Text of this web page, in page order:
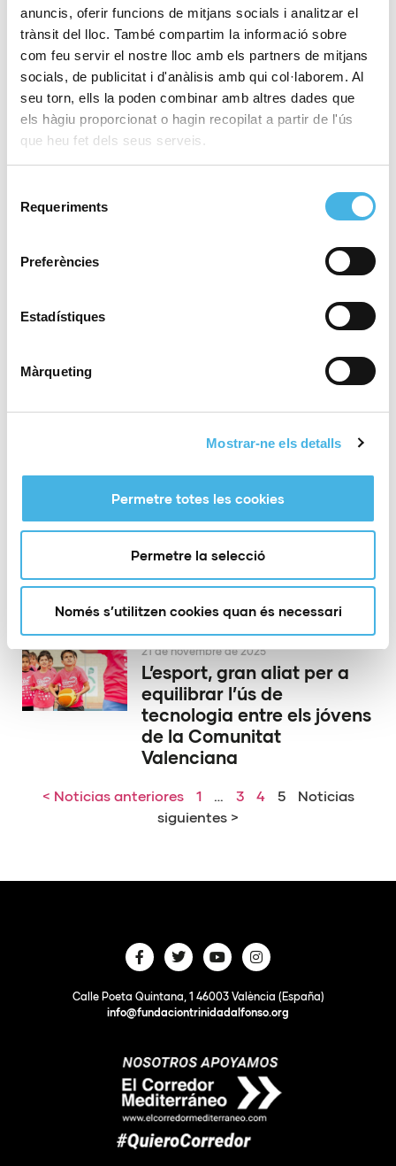
anuncis, oferir funcions de mitjans socials i analitzar el
trànsit del lloc. També compartim la informació sobre
com feu servir el nostre lloc amb els partners de mitjans
socials, de publicitat i d'anàlisis amb qui col·laborem. Al
seu torn, ells la poden combinar amb altres dades que
els hàgiu proporcionat o hagin recopilat a partir de l'ús
que heu fet dels seus serveis.
Requeriments
Preferències
Estadístiques
Màrqueting
Mostrar-ne els detalls
Permetre totes les cookies
Permetre la selecció
Només s’utilitzen cookies quan és necessari
Una Marató València cada
any més històrica: més de
30.000 finishers i una
marca mundial de l’any
8 de desembre de 2025
la marató ja estan obertes
taekwondo i rugbi inclusiu
l’Esport
Castelló va coronar a les
campiones del Nacional
Base i la Copa d’Espanya
de gimnasia rítmica per
conjunts
26 de novembre de 2025
L’esport, gran aliat per a
equilibrar l’ús de
tecnologia entre els jóvens
de la Comunitat
Valenciana
21 de novembre de 2025
< Noticias anteriores 1 … 3 4 5
Noticias
siguientes >
Calle Poeta Quintana, 1 46003 València (España)
info@fundaciontrinidadalfonso.org